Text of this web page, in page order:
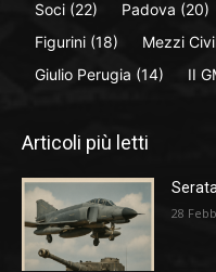
Soci (22) Padova (20)
Figurini (18) Mezzi
Giulio Perugia (14) II
Articoli più letti
28